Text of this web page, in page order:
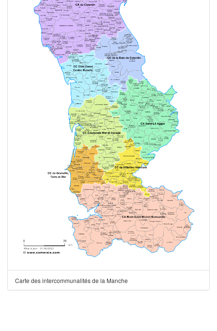
Carte des intercommunalités de la Manche